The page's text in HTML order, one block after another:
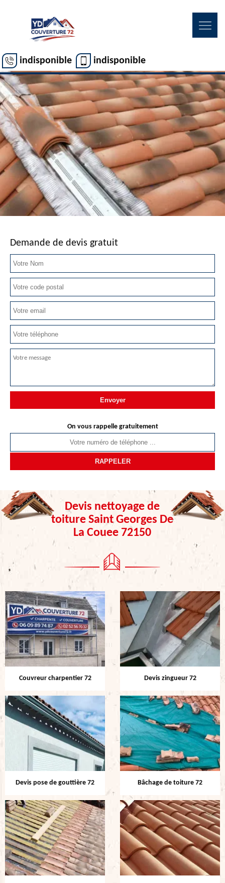
indisponible indisponible
Demande de devis gratuit
On vous rappelle gratuitement
Devis nettoyage de
toiture Saint Georges De
La Couee 72150
Couvreur charpentier 72 Devis zingueur 72
Devis pose de gouttière 72 Bâchage de toiture 72